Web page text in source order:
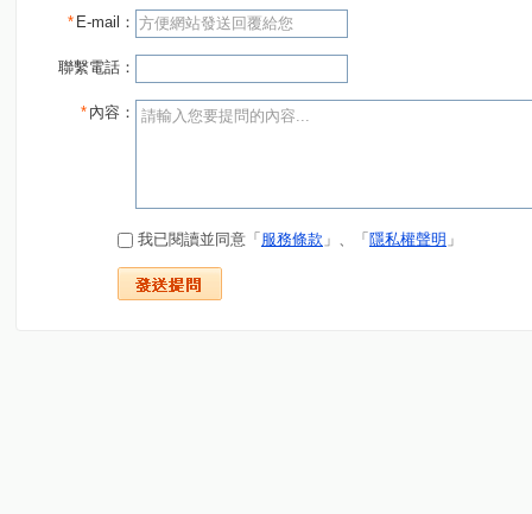
* E-mail：
聯繫電話：
* 內容：
我已閱讀並同意「 服務條款 」、「 隱私權聲明 」